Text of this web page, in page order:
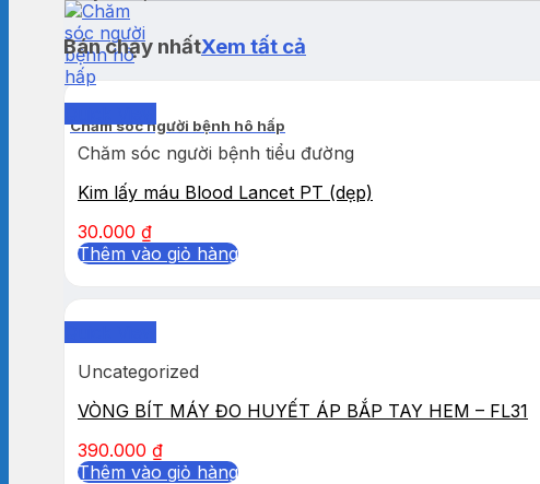
Chăm sóc người bệnh hô hấp
Bán chạy nhấtXem tất cả
Chăm sóc người bệnh tiểu đường
Kim lấy máu Blood Lancet PT (dẹp)
30.000 ₫
Thêm vào giỏ hàng
Uncategorized
VÒNG BÍT MÁY ĐO HUYẾT ÁP BẮP TAY HEM – FL31
390.000 ₫
Thêm vào giỏ hàng